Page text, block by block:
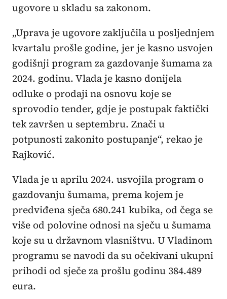
ugovore u skladu sa zakonom.
„Uprava je ugovore zaključila u posljednjem
kvartalu prošle godine, jer je kasno usvojen
godišnji program za gazdovanje šumama za
2024. godinu. Vlada je kasno donijela
odluke o prodaji na osnovu koje se
sprovodio tender, gdje je postupak faktički
tek završen u septembru. Znači u
potpunosti zakonito postupanje“, rekao je
Rajković.
Vlada je u aprilu 2024. usvojila program o
gazdovanju šumama, prema kojem je
predviđena sječa 680.241 kubika, od čega se
više od polovine odnosi na sječu u šumama
koje su u državnom vlasništvu. U Vladinom
programu se navodi da su očekivani ukupni
prihodi od sječe za prošlu godinu 384.489
eura.